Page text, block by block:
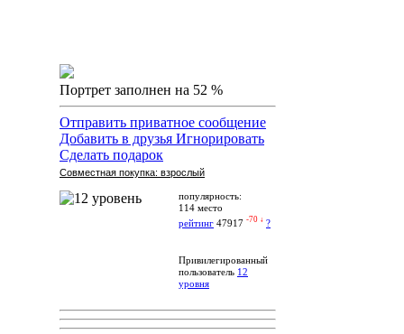
Портрет заполнен на 52 %
Отправить приватное сообщение
Добавить в друзья Игнорировать
Сделать подарок
Совместная покупка: взрослый
популярность:
114 место
рейтинг 47917 -70 ↓ ?
Привилегированный
пользователь 12
уровня